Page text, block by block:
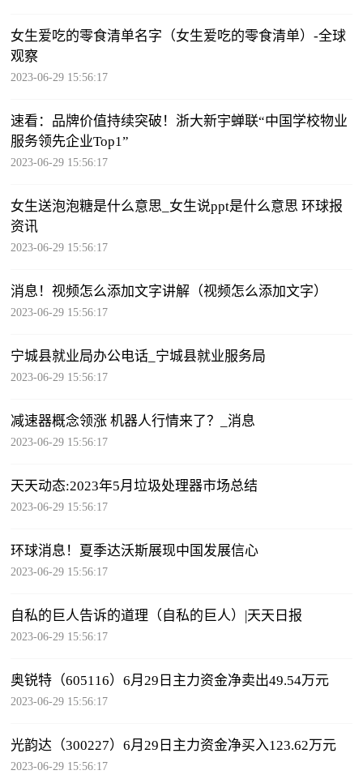
女生爱吃的零食清单名字（女生爱吃的零食清单）-全球
观察
2023-06-29 15:56:17
速看：品牌价值持续突破！浙大新宇蝉联“中国学校物业
服务领先企业Top1”
2023-06-29 15:56:17
女生送泡泡糖是什么意思_女生说ppt是什么意思 环球报
资讯
2023-06-29 15:56:17
消息！视频怎么添加文字讲解（视频怎么添加文字）
2023-06-29 15:56:17
宁城县就业局办公电话_宁城县就业服务局
2023-06-29 15:56:17
减速器概念领涨 机器人行情来了？_消息
2023-06-29 15:56:17
天天动态:2023年5月垃圾处理器市场总结
2023-06-29 15:56:17
环球消息！夏季达沃斯展现中国发展信心
2023-06-29 15:56:17
自私的巨人告诉的道理（自私的巨人）|天天日报
2023-06-29 15:56:17
奥锐特（605116）6月29日主力资金净卖出49.54万元
2023-06-29 15:56:17
光韵达（300227）6月29日主力资金净买入123.62万元
2023-06-29 15:56:17